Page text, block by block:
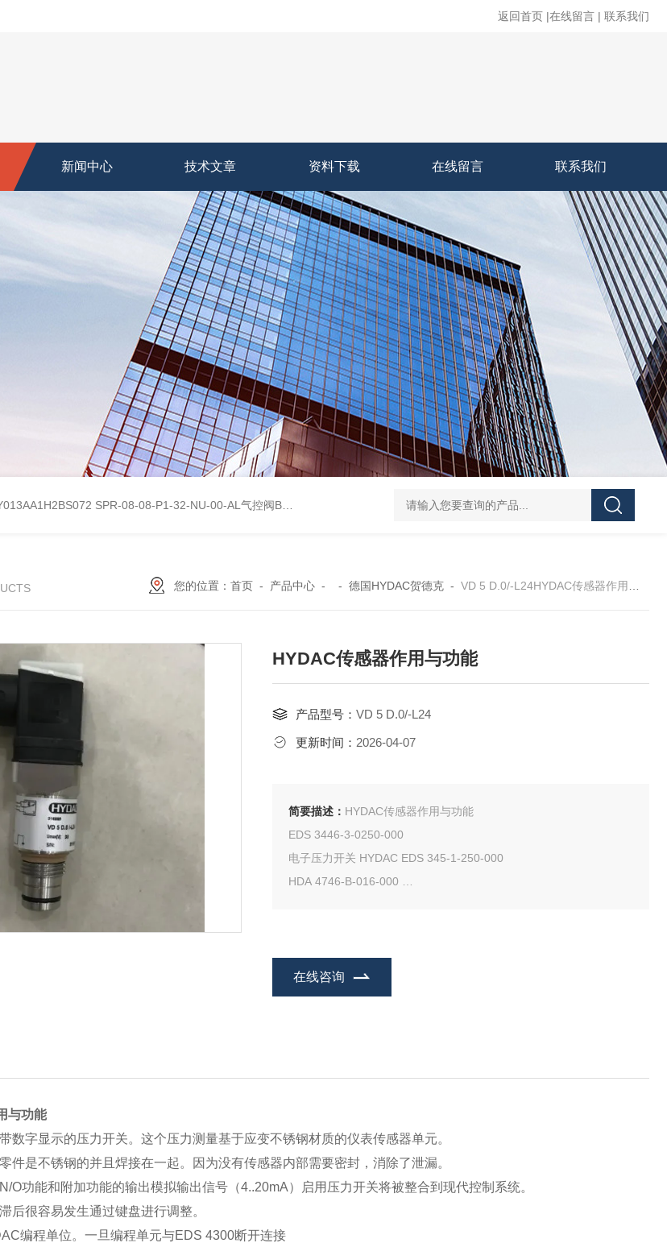
返回首页 |在线留言 | 联系我们
新闻中心 技术文章 资料下载 在线留言 联系我们
SPR-08-08-P1-32-NU-00-AL气控阀BIFOLD百弗参考数据 CXHAXANSUN单向阀安装与维护 R900432915
您的位置： 首页- 产品中心- - 德国HYDAC贺德克- VD 5 D.0/-L24HYDAC传感器作用与功能
HYDAC传感器作用与功能
产品型号： VD 5 D.0/-L24
更新时间： 2026-04-07
简要描述： HYDAC传感器作用与功能
EDS 3446-3-0250-000
电子压力开关 HYDAC EDS 345-1-250-000
HDA 4746-B-016-000
在线咨询
与功能
数字显示的压力开关。这个压力测量基于应变不锈钢材质的仪表传感器单元。
件是不锈钢的并且焊接在一起。因为没有传感器内部需要密封，消除了泄漏。
O功能和附加功能的输出模拟输出信号（4..20mA）启用压力开关将被整合到现代控制系统。
后很容易发生通过键盘进行调整。
编程单位。一旦编程单元与EDS 4300断开连接